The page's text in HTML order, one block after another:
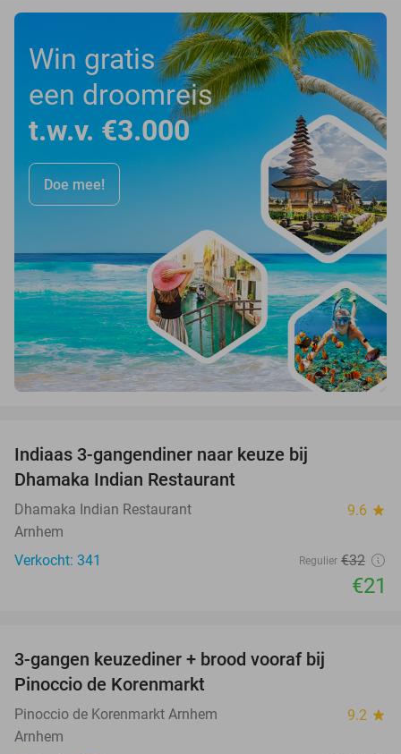
Win gratis
een droomreis
t.w.v. €3.000
Doe mee!
Indiaas 3-gangendiner naar keuze bij
Dhamaka Indian Restaurant
Dhamaka Indian Restaurant 9.6 star
Arnhem
Verkocht: 341
Regulier €32
€21
3-gangen keuzediner + brood vooraf bij
Pinoccio de Korenmarkt
Pinoccio de Korenmarkt Arnhem 9.2 star
Arnhem